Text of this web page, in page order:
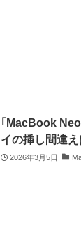
｢MacBook
イの挿し間違
2026年3月5日